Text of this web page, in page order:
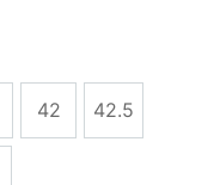
42 42.5